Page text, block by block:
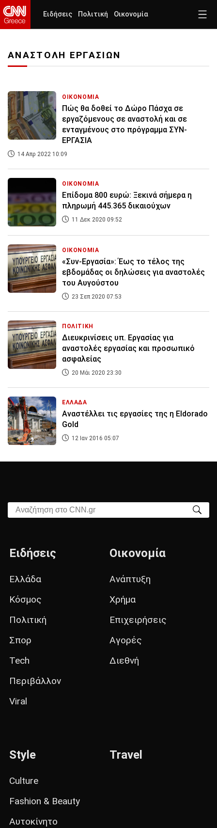
Ειδήσεις Πολιτική Οικονομία
ΑΝΑΣΤΟΛΗ ΕΡΓΑΣΙΩΝ
ΟΙΚΟΝΟΜΙΑ
Πώς θα δοθεί το Δώρο Πάσχα σε
εργαζόμενους σε αναστολή και σε
ενταγμένους στο πρόγραμμα ΣΥΝ-
ΕΡΓΑΣΙΑ
14 Απρ 2022 10:09
ΟΙΚΟΝΟΜΙΑ
Επίδομα 800 ευρώ: Ξεκινά σήμερα η
πληρωμή 445.365 δικαιούχων
11 Δεκ 2020 09:52
ΟΙΚΟΝΟΜΙΑ
«Συν-Εργασία»: Έως το τέλος της
εβδομάδας οι δηλώσεις για αναστολές
του Αυγούστου
23 Σεπ 2020 07:53
ΠΟΛΙΤΙΚΗ
Διευκρινίσεις υπ. Εργασίας για
αναστολές εργασίας και προσωπικό
ασφαλείας
20 Μάι 2020 23:30
ΕΛΛΑΔΑ
Αναστέλλει τις εργασίες της η Eldorado
Gold
12 Ιαν 2016 05:07
Αναζήτηση στο CNN.gr
Ειδήσεις
Ελλάδα
Κόσμος
Πολιτική
Σπορ
Tech
Περιβάλλον
Viral
Οικονομία
Ανάπτυξη
Χρήμα
Επιχειρήσεις
Αγορές
Διεθνή
Style
Culture
Fashion & Beauty
Αυτοκίνητο
Travel